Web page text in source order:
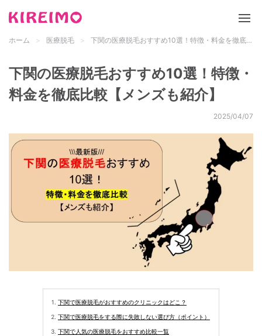
脱毛サロン
脱毛の基礎知識
メンズ脱毛
ホーム 医療脱毛 下関の医療脱毛おすすめ10選！特徴・料金を徹底比較【メンズも紹介】
下関の医療脱毛おすすめ10選！特徴・
料金を徹底比較【メンズも紹介】
2025/04/07
下関で医療脱毛がおすすめのクリニックはどこ？
下関で医療脱毛をする際に失敗しない選び方（ポイント）
下関で人気の医療脱毛をおすすめ比較一覧